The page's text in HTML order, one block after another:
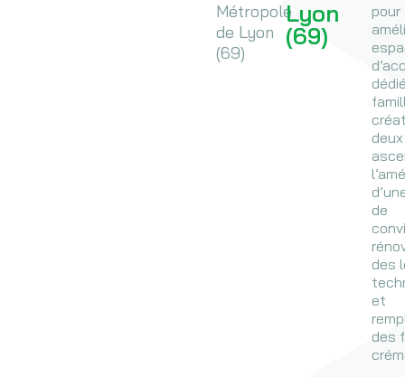
Métropole
de Lyon
(69)
Lyon
(69)
pour
deux
de
des
et
des